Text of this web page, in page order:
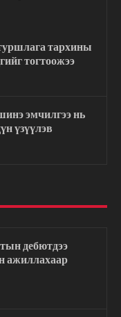
тархины
тогтоожээ
эмчилгээ нь
үзүүлэв
дебютдээ
ажиллахаар